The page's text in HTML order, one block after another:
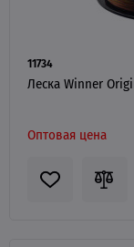
11734
Леска Winner
Оптовая цена